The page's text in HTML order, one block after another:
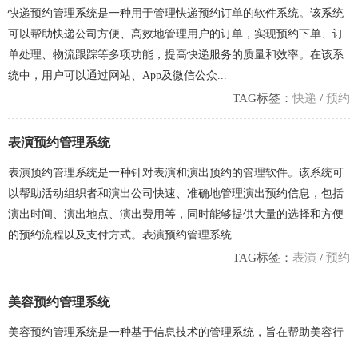
快递预约管理系统是一种用于管理快递预约订单的软件系统。该系统
可以帮助快递公司方便、高效地管理用户的订单，实现预约下单、订
单处理、物流跟踪等多项功能，提高快递服务的质量和效率。在该系
统中，用户可以通过网站、App及微信公众...
TAG标签： 快递 / 预约
表演预约管理系统
表演预约管理系统是一种针对表演和演出预约的管理软件。该系统可
以帮助活动组织者和演出公司快速、准确地管理演出预约信息，包括
演出时间、演出地点、演出费用等，同时能够提供大量的选择和方便
的预约流程以及支付方式。表演预约管理系统...
TAG标签： 表演 / 预约
美容预约管理系统
美容预约管理系统是一种基于信息技术的管理系统，旨在帮助美容行